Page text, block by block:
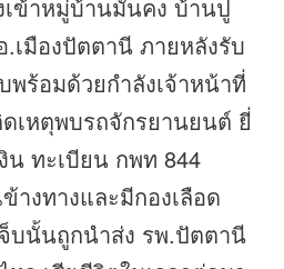
ข้าหมู่บ้านมั่นคง บ้านปู
เมืองปัตตานี ภายหลังรับ
พร้อมด้วยกำลังเจ้าหน้าที่
เหตุพบรถจักรยานยนต์ ยี่
น ทะเบียน กพท 844
งทางและมีกองเลือด
บนั้นถูกนำส่ง รพ.ปัตตานี